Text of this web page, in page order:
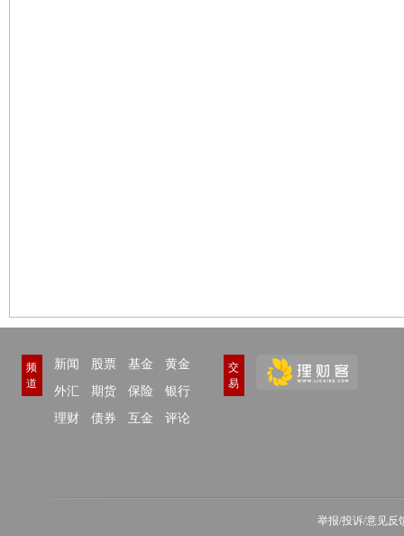
频
道
新闻 股票 基金
黄金
外汇
期货 保险
银行
理财
债券 互金 评论
交
易
举报/投诉/意见反